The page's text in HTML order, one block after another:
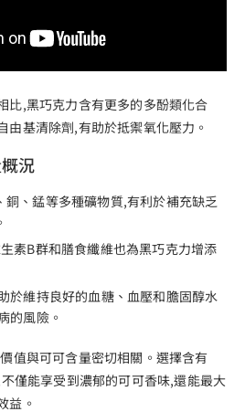
比,黑巧克力含有更多的多酚類化合
由基清除劑,有助於抵禦氧化壓力。
況
銅、錳等多種礦物質,有利於補充缺乏
素B群和膳食纖維也為黑巧克力增添
於維持良好的血糖、血壓和膽固醇水
的風險。
值與可可含量密切相關。選擇含有
僅能享受到濃郁的可可香味,還能最大
益。